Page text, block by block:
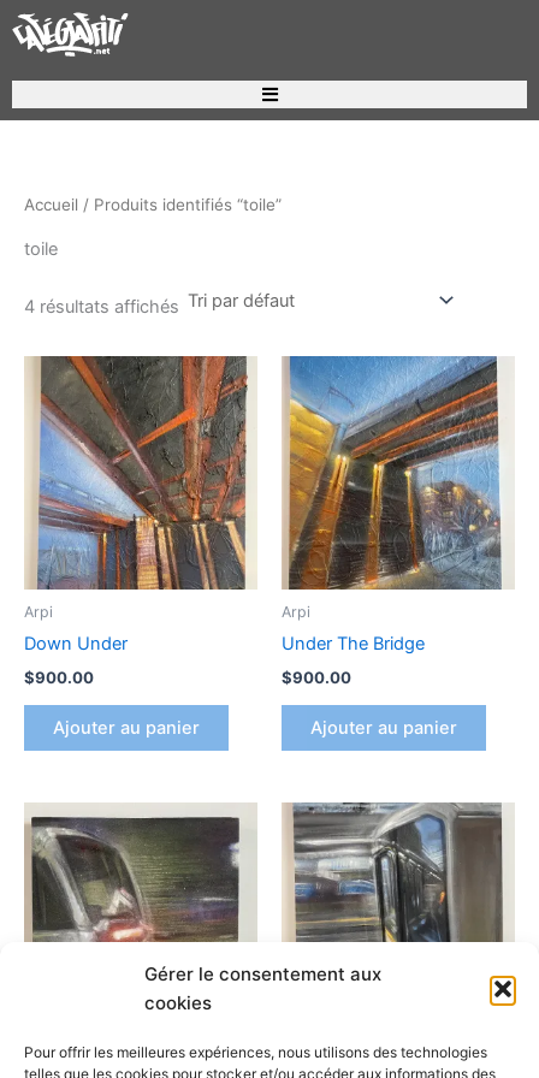
Gérer le consentement aux
cookies
Pour offrir les meilleures expériences, nous utilisons des technologies
telles que les cookies pour stocker et/ou accéder aux informations des
Aller
au
Accueil / Produits identifiés “toile”
toile
4 résultats affichés
Arpi
Down Under
$900.00
Ajouter au panier
Arpi
Under The Bridge
$900.00
Ajouter au panier
Arpi Arpi